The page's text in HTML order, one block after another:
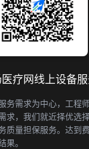
医疗网线上设备
务需求为中心，工程
求，我们就近择优选
质量担保服务。达到
果。